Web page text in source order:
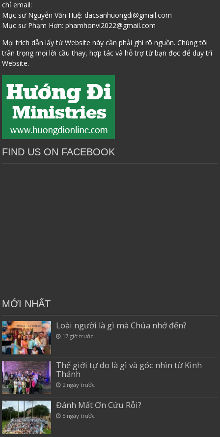
chỉ email:
Mục sư Nguyễn Văn Huệ:dacsanhuongdi@gmail.com
Mục sư Phạm Hơn:phamhonvi2022@gmail.com
Mọi trích dẫn lấy từ Website này cần phải ghi rõ nguồn. Chúng tôi
trân trọng mọi lời cầu thay, hợp tác và hỗ trợ từ bạn đọc để duy trì
Website.
FIND US ON FACEBOOK
MỚI NHẤT
Loài người là gì mà Chúa nhớ đến?
17 giờ trước
Thế giới tự do là gì và góc nhìn từ Kinh
Thánh
2 ngày trước
Đánh Mất Ơn Cứu Rỗi?
5 ngày trước